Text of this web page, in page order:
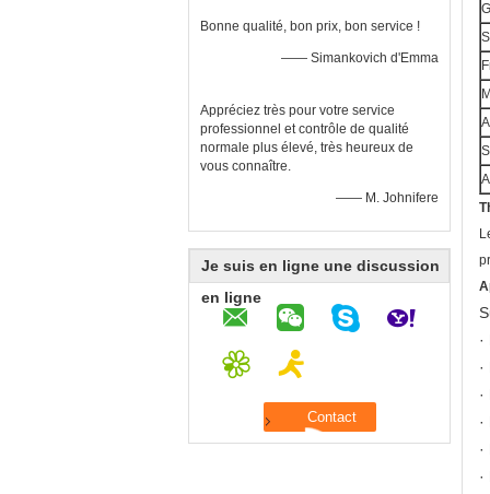
Bonne qualité, bon prix, bon service !
—— Simankovich d'Emma
Appréciez très pour votre service
professionnel et contrôle de qualité
normale plus élevé, très heureux de
vous connaître.
—— M. Johnifere
Je suis en ligne une discussion
en ligne